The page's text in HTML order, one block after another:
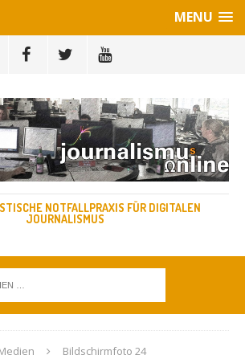
MENU
NOTFALLPRAXIS FÜR DIGITALEN
JOURNALISMUS
Bildschirmfoto 24